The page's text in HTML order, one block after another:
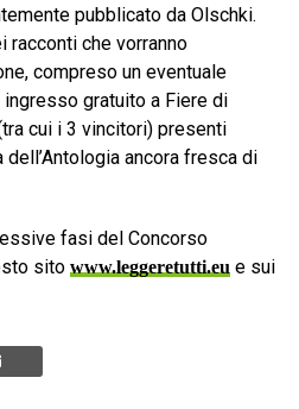
pubblicato da Olschki.
racconti che vorranno
compreso un eventuale
ingresso gratuito a Fiere di
cui i 3 vincitori) presenti
ancora fresca di
fasi del Concorso
sito www.leggeretutti.eue sui